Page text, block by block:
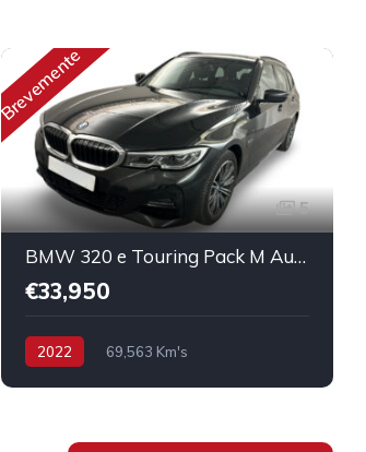
Brevemente
5
BMW 320 e Touring Pack M Auto
€33,950
2022
69,563 Km's